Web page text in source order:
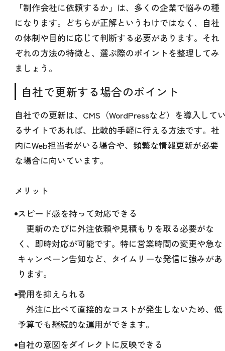
「制作会社に依頼するか」は、多くの企業で悩みの種
になります。どちらが正解というわけではなく、自社
の体制や目的に応じて判断する必要があります。それ
ぞれの方法の特徴と、選ぶ際のポイントを整理してみ
ましょう。
自社で更新する場合のポイント
自社での更新は、CMS（WordPressなど）を導入して
るサイトであれば、比較的手軽に行える方法です。社
内にWeb担当者がいる場合や、頻繁な情報更新が必要
な場合に向いています。
メリット
スピード感を持って対応できる
更新のたびに外注依頼や見積もりを取る必要がな
く、即時対応が可能です。特に営業時間の変更や急な
キャンペーン告知など、タイムリーな発信に強みがあ
ります。
費用を抑えられる
外注に比べて直接的なコストが発生しないため、低
予算でも継続的な運用ができます。
自社の意図をダイレクトに反映できる